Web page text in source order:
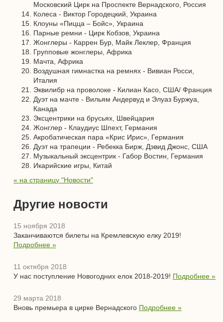
Московский Цирк на Проспекте Вернадского, Россия
Колеса - Виктор Городецкий, Украина
Клоуны «Пицца – Бойс», Украина
Парные ремни - Цирк Кобзов, Украина
Жонглеры - Каррен Бур, Майк Леклер, Франция
Групповые жонглеры, Африка
Мачта, Африка
Воздушная гимнастка на ремнях - Вивиан Росси,
Италия
Эквилибр на проволоке - Килиан Касо, США/ Франция
Дуэт на мачте - Вильям Андервуд и Элуаз Буржуа,
Канада
Эксцентрики на брусьях, Швейцария
Жонглер - Клаудиус Шпехт, Германия
Акробатическая пара «Крис Ирис», Германия
Дуэт на трапеции - Ребекка Бирж, Дэвид Джонс, США
Музыкальный эксцентрик - Габор Востин, Германия
Икарийские игры, Китай
« на страницу "Новости"
Другие новости
15 ноября 2018
Заканчиваются билеты на Кремлевскую елку 2019!
Подробнее »
11 октября 2018
У нас поступление Новогодних елок 2018-2019! Подробнее »
29 марта 2018
Вновь премьера в цирке Вернадского Подробнее »